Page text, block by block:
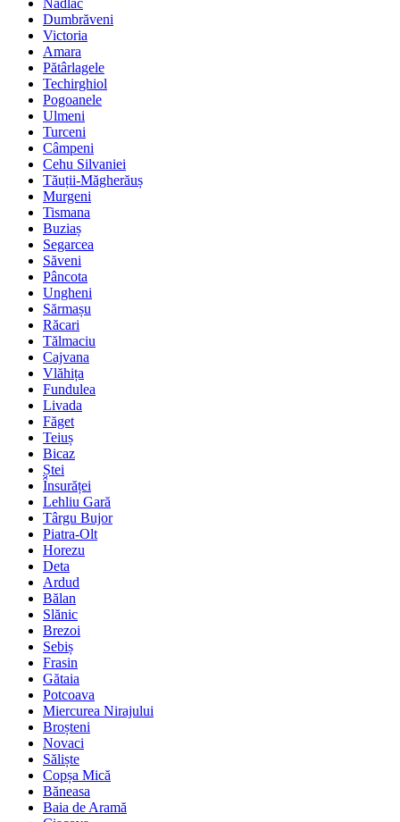
Nădlac
Dumbrăveni
Victoria
Amara
Pătârlagele
Techirghiol
Pogoanele
Ulmeni
Turceni
Câmpeni
Cehu Silvaniei
Tăuții-Măgherăuș
Murgeni
Tismana
Buziaș
Segarcea
Săveni
Pâncota
Ungheni
Sărmașu
Răcari
Tălmaciu
Cajvana
Vlăhița
Fundulea
Livada
Făget
Teiuș
Bicaz
Ștei
Însurăței
Lehliu Gară
Târgu Bujor
Piatra-Olt
Horezu
Deta
Ardud
Bălan
Slănic
Brezoi
Sebiș
Frasin
Gătaia
Potcoava
Miercurea Nirajului
Broșteni
Novaci
Săliște
Copșa Mică
Băneasa
Baia de Aramă